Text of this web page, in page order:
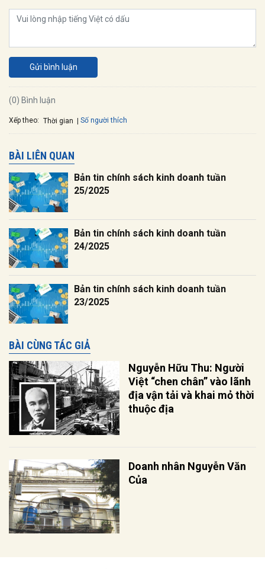
Gửi bình luận
(0) Bình luận
Xếp theo: Thời gian Số người thích
BÀI LIÊN QUAN
Bản tin chính sách kinh doanh tuần
25/2025
Bản tin chính sách kinh doanh tuần
24/2025
Bản tin chính sách kinh doanh tuần
23/2025
BÀI CÙNG TÁC GIẢ
Nguyễn Hữu Thu: Người
Việt “chen chân” vào lãnh
địa vận tải và khai mỏ thời
thuộc địa
Doanh nhân Nguyễn Văn
Của